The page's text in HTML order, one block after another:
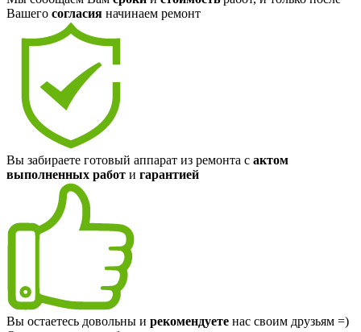
Вашего согласия начинаем ремонт
Вы забираете готовый аппарат из ремонта с актом
выполненных работ и гарантией
Вы остаетесь довольны и рекомендуете нас своим друзьям =)